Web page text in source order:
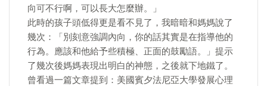
向可不行啊，可以長大怎麼辦。」
此時的孩子頭低得更是看不見了，我暗暗和媽媽說了
幾次：「別刻意強調內向，你的話其實是在指導他的
行為。應該和他給予些積極、正面的鼓勵語。」提示
了幾次後媽媽表現出明白的神態，之後就下地鐵了。
曾看過一篇文章提到：美國賓夕法尼亞大學發展心理